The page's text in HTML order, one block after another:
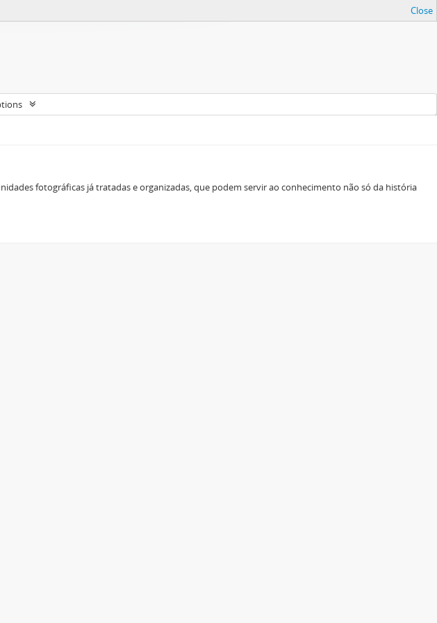
Close
fotográficas já tratadas e organizadas, que podem servir ao conhecimento não só da história